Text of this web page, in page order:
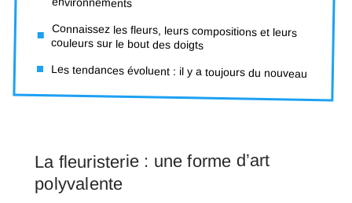
Connaissez les fleurs, leurs compositions et leurs
couleurs sur le bout des doigts
Les tendances évoluent : il y a toujours du nouveau
La fleuristerie : une forme d’art
polyvalente